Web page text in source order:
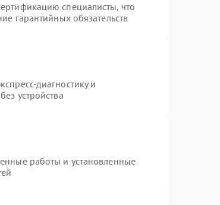
специалисты, что
гарантийных обязательств
диагностику и
устройства
работы и установленные